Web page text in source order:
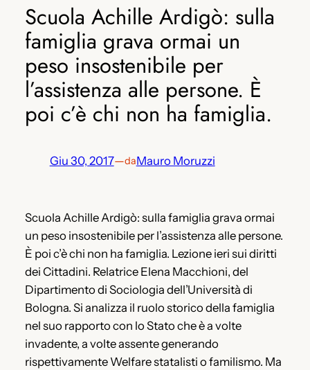
Scuola Achille Ardigò: sulla
famiglia grava ormai un
peso insostenibile per
l’assistenza alle persone. È
poi c’è chi non ha famiglia.
Giu 30, 2017—daMauro Moruzzi
Scuola Achille Ardigò: sulla famiglia grava ormai
un peso insostenibile per l’assistenza alle persone.
È poi c’è chi non ha famiglia. Lezione ieri sui diritti
dei Cittadini. Relatrice Elena Macchioni, del
Dipartimento di Sociologia dell’Università di
Bologna. Si analizza il ruolo storico della famiglia
nel suo rapporto con lo Stato che è a volte
invadente, a volte assente generando
rispettivamente Welfare statalisti o familismo. Ma